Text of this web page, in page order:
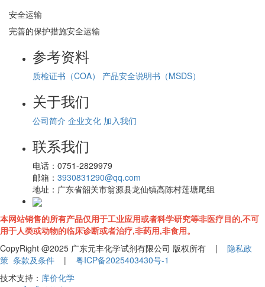
安全运输
完善的保护措施安全运输
参考资料
质检证书（COA） 产品安全说明书（MSDS）
关于我们
公司简介 企业文化 加入我们
联系我们
电话： 0751-2829979
邮箱： 3930831290@qq.com
地址： 广东省韶关市翁源县龙仙镇高陈村莲塘尾组
本网站销售的所有产品仅用于工业应用或者科学研究等非医疗目的,不可
用于人类或动物的临床诊断或者治疗,非药用,非食用。
CopyRight @2025 广东元丰化学试剂有限公司 版权所有 | 隐私政
策 条款及条件 | 粤ICP备2025403430号-1
技术支持： 库价化学